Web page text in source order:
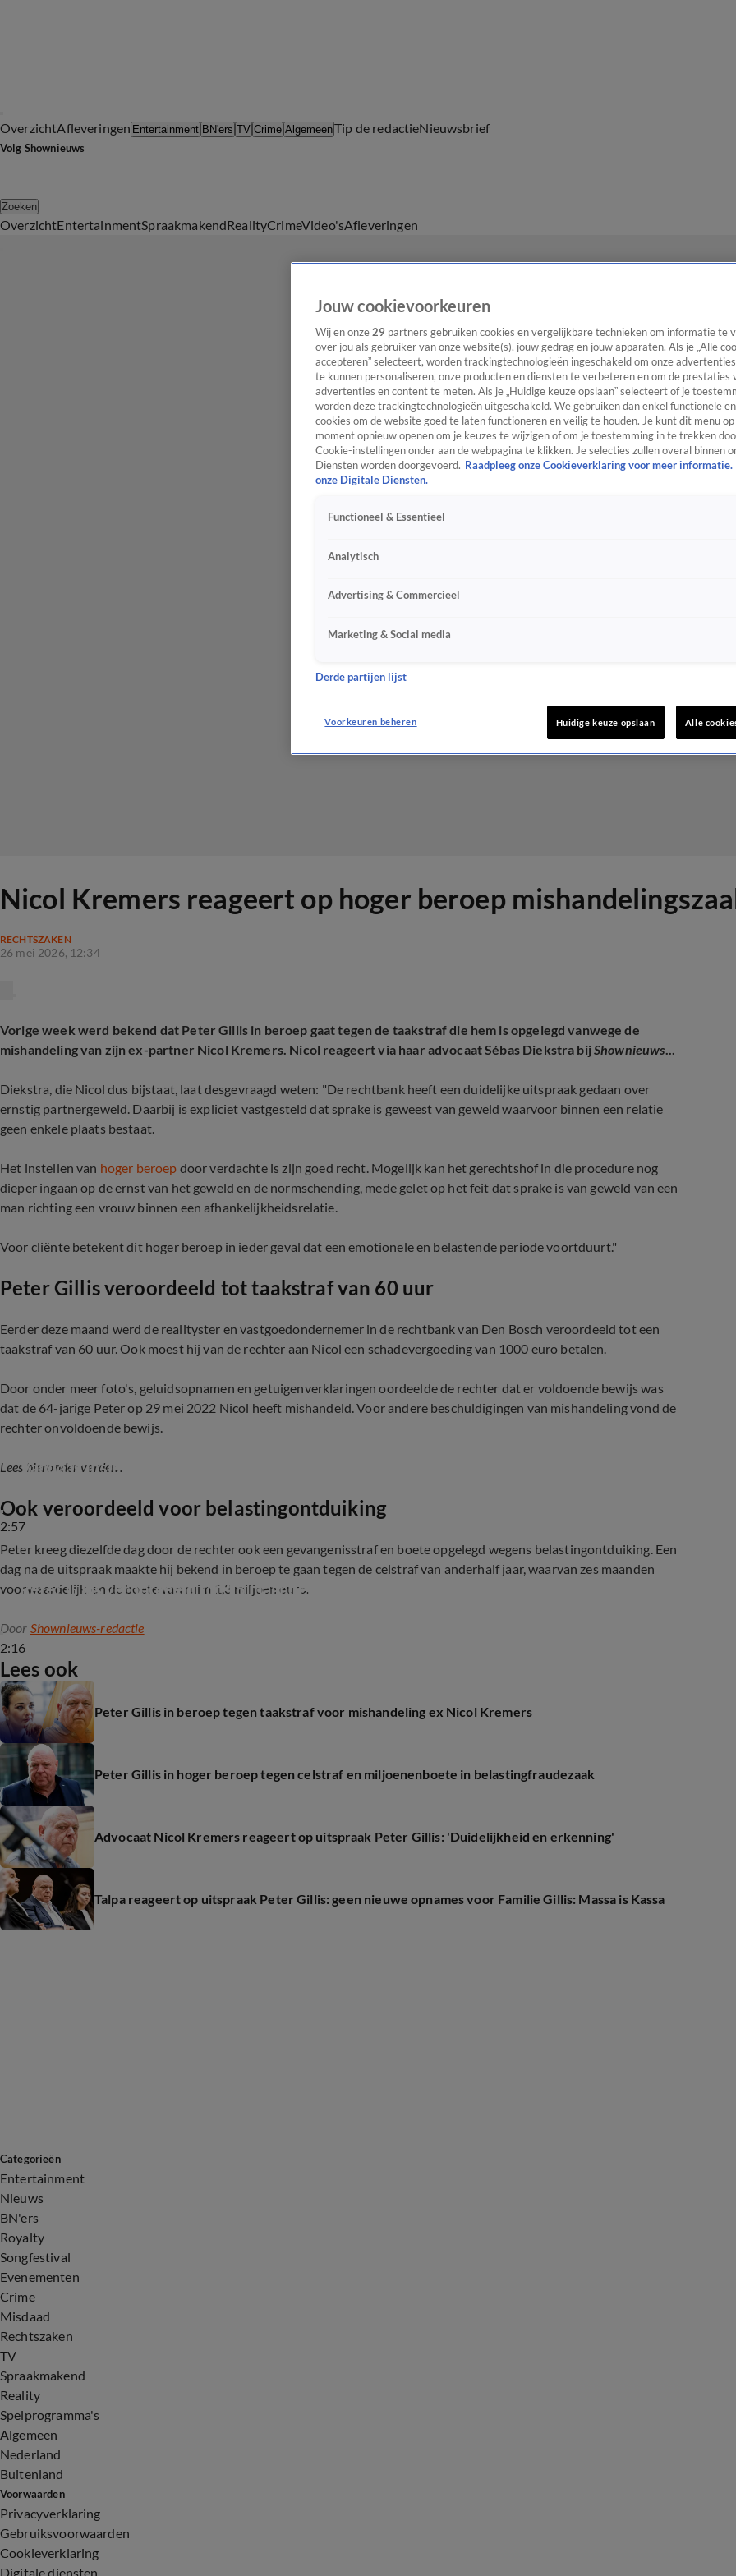
OverzichtAfleveringen Entertainment BN'ers TV Crime AlgemeenTip de redactieNieuwsbrief
Volg Shownieuws
Zoeken
OverzichtEntertainmentSpraakmakendRealityCrimeVideo'sAfleveringen
Nicol Kremers reageert op hoger beroep
RECHTSZAKEN
26 mei 2026, 12:34
Vorige week werd bekend dat Peter Gillis in beroep gaat tegen de taakstraf die hem is opgelegd vanwege de
mishandeling van zijn ex-partner Nicol Kremers. Nicol reageert via haar advocaat Sébas Diekstra bijShownieuws...
Diekstra, die Nicol dus bijstaat, laat desgevraagd weten: "De rechtbank heeft een duidelijke uitspraak gedaan over
ernstig partnergeweld. Daarbij is expliciet vastgesteld dat sprake is geweest van geweld waarvoor binnen een relatie
geen enkele plaats bestaat.
Het instellen van hoger beroep door verdachte is zijn goed recht. Mogelijk kan het gerechtshof in die procedure nog
dieper ingaan op de ernst van het geweld en de normschending, mede gelet op het feit dat sprake is van geweld van een
man richting een vrouw binnen een afhankelijkheidsrelatie.
Voor cliënte betekent dit hoger beroep in ieder geval dat een emotionele en belastende periode voortduurt."
Peter Gillis veroordeeld tot taakstraf van 60 uur
Eerder deze maand werd de realityster en vastgoedondernemer in de rechtbank van Den Bosch veroordeeld tot een
taakstraf van 60 uur. Ook moest hij van de rechter aan Nicol een schadevergoeding van 1000 euro betalen.
Door onder meer foto's, geluidsopnamen en getuigenverklaringen oordeelde de rechter dat er voldoende bewijs was
dat de 64-jarige Peter op 29 mei 2022 Nicol heeft mishandeld. Voor andere beschuldigingen van mishandeling vond de
rechter onvoldoende bewijs.
Lees hieronder verder...
2:57
Vandaag Inside-tafel reageert op gevangenisstraffen van Ali B en Peter Gillis
Ook veroordeeld voor belastingontduiking
Peter kreeg diezelfde dag door de rechter ook een gevangenisstraf en boete opgelegd wegens belastingontduiking. Een
dag na de uitspraak maakte hij bekend in beroep te gaan tegen de celstraf van anderhalf jaar, waarvan zes maanden
voorwaardelijk, en de boete van ruim 1,3 miljoen euro.
2:16
Peter Gillis veroordeeld tot 18 maanden cel voor fraudezaak
Door Shownieuws-redactie
Lees ook
Peter Gillis in beroep tegen taakstraf voor mishandeling ex Nicol Kremers
Peter Gillis in hoger beroep tegen celstraf en miljoenenboete in belastingfraudezaak
Advocaat Nicol Kremers reageert op uitspraak Peter Gillis: 'Duidelijkheid en erkenning'
Talpa reageert op uitspraak Peter Gillis: geen nieuwe opnames voor Familie Gillis: Massa is Kassa
Categorieën
Entertainment
Nieuws
BN'ers
Royalty
Songfestival
Evenementen
Crime
Misdaad
Rechtszaken
TV
Spraakmakend
Reality
Spelprogramma's
Algemeen
Nederland
Buitenland
Voorwaarden
Privacyverklaring
Gebruiksvoorwaarden
Cookieverklaring
Digitale diensten
Jouw cookievoorkeuren
Wij en onze 29 partners gebruiken cookies en vergelijkbare technieken om informatie te
over jou als gebruiker van onze website(s), jouw gedrag en jouw apparaten. Als je „Alle
accepteren” selecteert, worden trackingtechnologieën ingeschakeld om onze
te kunnen personaliseren, onze producten en diensten te verbeteren en om de prestaties
advertenties en content te meten. Als je „Huidige keuze opslaan” selecteert of je
worden deze trackingtechnologieën uitgeschakeld. We gebruiken dan enkel functionele
cookies om de website goed te laten functioneren en veilig te houden. Je kunt dit menu
moment opnieuw openen om je keuzes te wijzigen of om je toestemming in te trekken
Cookie-instellingen onder aan de webpagina te klikken. Je selecties zullen overal binnen
Diensten worden doorgevoerd. Raadpleeg onze Cookieverklaring voor meer informatie.
onze Digitale Diensten.
Functioneel & Essentieel
Analytisch
Advertising & Commercieel
Marketing & Social media
Derde partijen lijst
Voorkeuren beheren Huidige keuze opslaan Alle